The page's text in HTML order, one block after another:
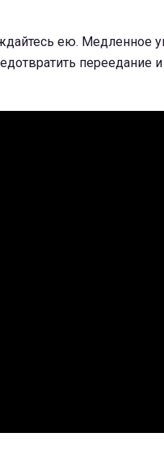
ею. Медленное
переедание и